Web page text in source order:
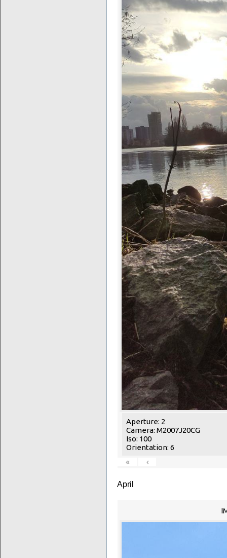
Aperture: 2
Camera: M2007J20CG
Iso: 100
Orientation: 6
«
‹
April